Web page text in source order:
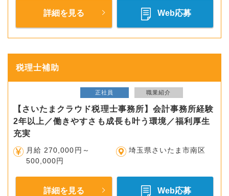
詳細を見る Web応募
税理士補助
正社員 職業紹介
【さいたまクラウド税理士事務所】会計事務所経験
2年以上／働きやすさも成長も叶う環境／福利厚生
充実
月給 270,000円～
500,000円
埼玉県さいたま市南区
詳細を見る Web応募